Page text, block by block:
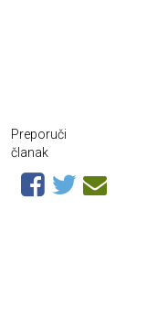
Preporuči
članak